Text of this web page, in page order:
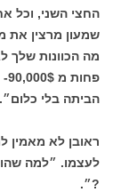
שמעון מרצין את
מה הכוונות שלך
הביתה בלי כלום״.
ראובן לא מאמין
?״.